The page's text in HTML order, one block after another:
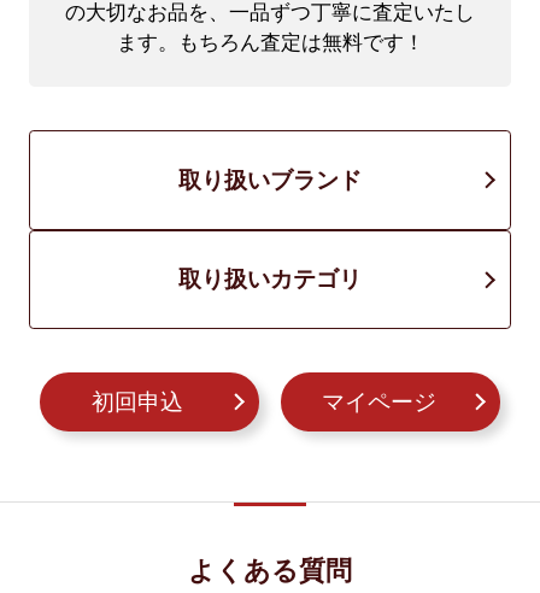
の大切なお品を、一品ずつ丁寧に査定いたし
ます。もちろん査定は無料です！
取り扱いブランド
取り扱いカテゴリ
初回申込 マイページ
よくある質問